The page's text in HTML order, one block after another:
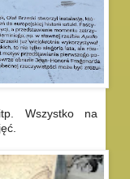
Wszystko na